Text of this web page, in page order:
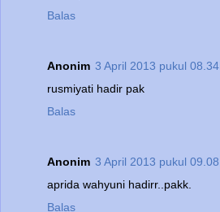
Balas
Anonim 3 April 2013 pukul 08.34
rusmiyati hadir pak
Balas
Anonim 3 April 2013 pukul 09.08
aprida wahyuni hadirr..pakk.
Balas